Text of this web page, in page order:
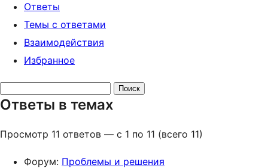
Ответы
Темы с ответами
Взаимодействия
Избранное
ответов:
Ответы в темах
Просмотр 11 ответов — с 1 по 11 (всего 11)
Форум: Проблемы и решения